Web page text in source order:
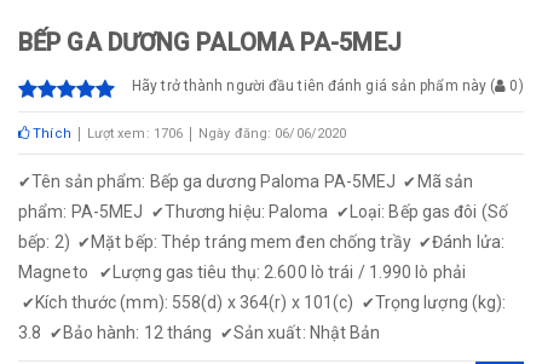
BẾP GA DƯƠNG PALOMA PA-5MEJ
Hãy trở thành người đầu tiên đánh giá sản phẩm này ( 0)
Thích Lượt xem: 1706 Ngày đăng: 06/06/2020
✔Tên sản phẩm: Bếp ga dương Paloma PA-5MEJ ✔ Mã sản
phẩm: PA-5MEJ ✔Thương hiệu: Paloma ✔ Loại: Bếp gas đôi (Số
bếp: 2) ✔ Mặt bếp: Thép tráng mem đen chống trầy ✔Đánh lửa:
Magneto ✔ Lượng gas tiêu thụ: 2.600 lò trái / 1.990 lò phải
✔ Kích thước (mm): 558(d) x 364(r) x 101(c) ✔Trọng lượng (kg):
3.8 ✔ Bảo hành: 12 tháng ✔Sản xuất: Nhật Bản